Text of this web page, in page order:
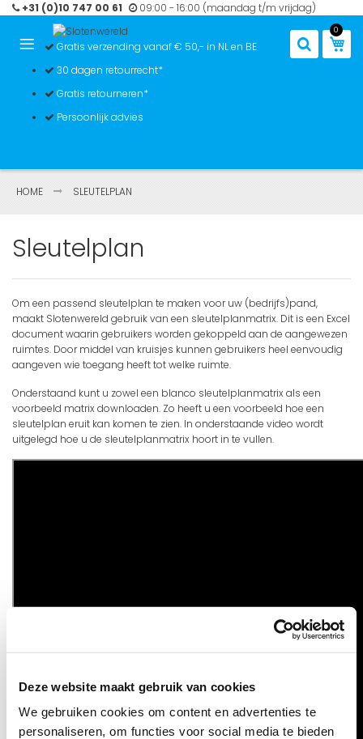
Deze website maakt gebruik van cookies
We gebruiken cookies om content en advertenties te
personaliseren, om functies voor social media te bieden
Ga
de
inhoud
+31 (0)10 747 00 61 09:00 - 16:00 (maandag t/m vrijdag)
0
Gratis verzending vanaf € 50,- in NL en BE
30 dagen retourrecht*
Gratis retourneren*
Persoonlijk advies
HOME SLEUTELPLAN
Sleutelplan
Om een passend sleutelplan te maken voor uw (bedrijfs)pand,
maakt Slotenwereld gebruik van een sleutelplanmatrix. Dit is een Excel
document waarin gebruikers worden gekoppeld aan de aangewezen
ruimtes. Door middel van kruisjes kunnen gebruikers heel eenvoudig
aangeven wie toegang heeft tot welke ruimte.
Onderstaand kunt u zowel een blanco sleutelplanmatrix als een
voorbeeld matrix downloaden. Zo heeft u een voorbeeld hoe een
sleutelplan eruit kan komen te zien. In onderstaande video wordt
uitgelegd hoe u de sleutelplanmatrix hoort in te vullen.